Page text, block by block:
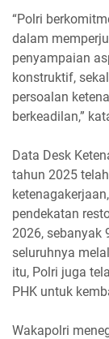
“Polri
dalam
penyampaian
konstruktif,
persoalan
berkeadilan,”
Data Desk
tahun 2025
pendekatan
2026, sebanyak
seluruhnya
itu, Polri juga
PHK untuk
Wakapolri